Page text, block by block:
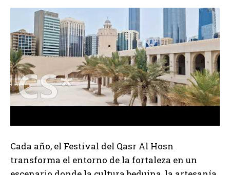
Cada año, el Festival del Qasr Al Hosn
transforma el entorno de la fortaleza en un